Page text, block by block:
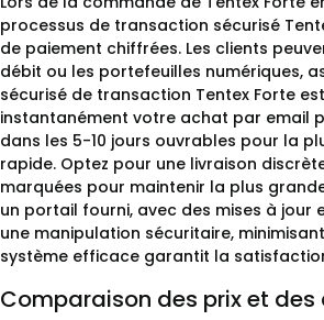
processus de transaction sécurisé
de paiement chiffrées. Les clients
débit ou les portefeuilles numériques,
sécurisé de transaction Tentex Forte
instantanément votre achat par email
dans les 5-10 jours ouvrables pour la
rapide. Optez pour une livraison
marquées pour maintenir la plus
un portail fourni, avec des mises à
une manipulation sécuritaire,
système efficace garantit la
Comparaison des prix et